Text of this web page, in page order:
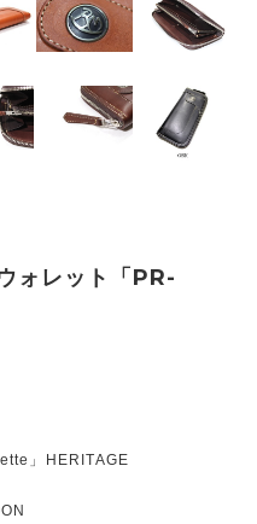
ォレット「PR-
」HERITAGE